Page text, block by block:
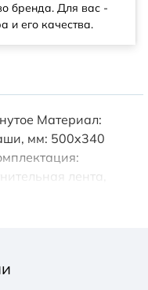
бренда. Для вас -
и его качества.
Материал:
мм: 500x340
лента,